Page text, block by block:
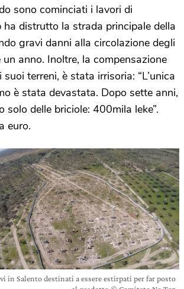
sono cominciati i lavori di
ha distrutto la strada principale della
gravi danni alla circolazione degli
anno. Inoltre, la compensazione
terreni, è stata irrisoria: “L’unica
è stata devastata. Dopo sette anni,
solo delle briciole: 400mila leke”.
euro.
in Salento destinati a essere estirpati per far posto